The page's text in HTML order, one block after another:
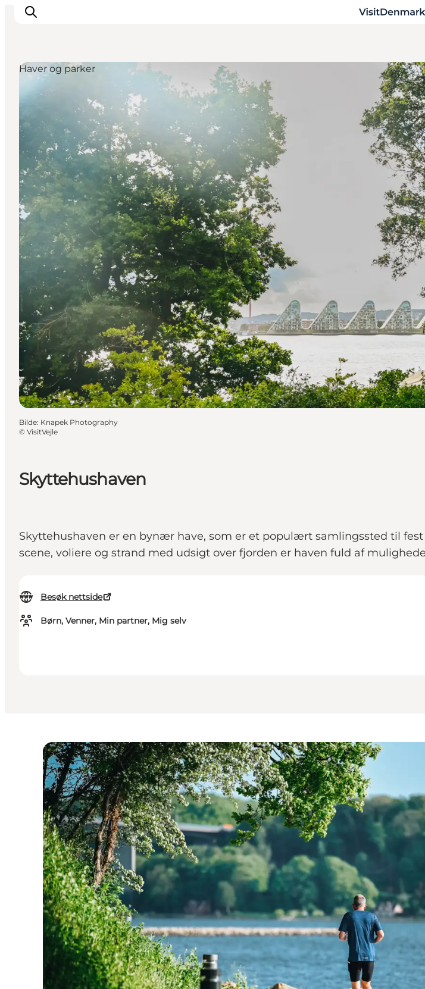
Inspirasjon
Reisemål
Aktiviteter
Overnatting
Planlegg reisen
Skyttehushaven
Skyttehushaven er en bynær have, som er et populært samlingssted til
scene, voliere og strand med udsigt over fjorden er haven fuld af
Besøk nettside
Børn, Venner, Min partner, Mig selv
Haver og parker
Bilde: Knapek Photography
© VisitVejle